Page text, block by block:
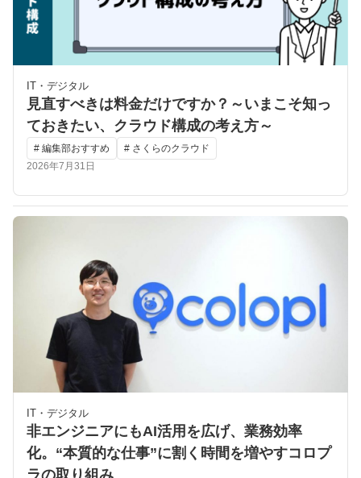
IT・デジタル
見直すべきは料金だけですか？～いまこそ知っ
ておきたい、クラウド構成の考え方～
# 編集部おすすめ
# さくらのクラウド
2026年7月31日
IT・デジタル
非エンジニアにもAI活用を広げ、業務効率
化。“本質的な仕事”に割く時間を増やすコロプ
ラの取り組み